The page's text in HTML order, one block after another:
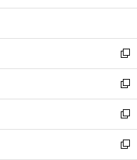
開
ウ
開
く
ン
ウ
で
開
く
ウ
ン
ド
ウ
で
開
く
新
し
い
ウ
ィ
ン
ド
新
し
い
ウ
ィ
新
し
い
新